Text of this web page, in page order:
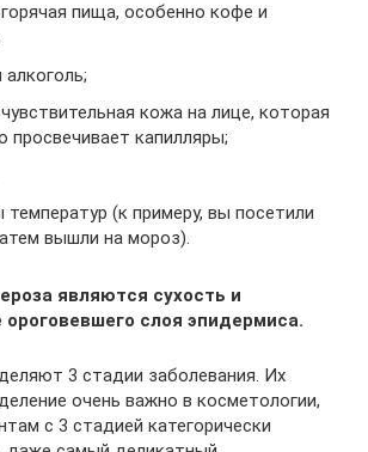
пища, особенно кофе и
алкоголь;
кожа на лице, которая
просвечивает капилляры;
температур (к примеру, вы посетили
вышли на мороз).
являются сухость и
слоя эпидермиса.
3 стадии заболевания. Их
очень важно в косметологии,
с 3 стадией категорически